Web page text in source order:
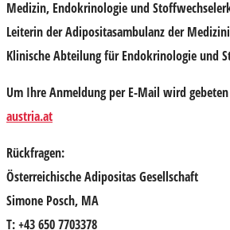
Medizin, Endokrinologie und
Leiterin der Adipositasambulanz der
Klinische Abteilung für Endokrinologie und
Um Ihre Anmeldung per E-Mail wird
austria.at
Rückfragen:
Österreichische Adipositas Gesellschaft
Simone Posch, MA
T: +43 650 7703378